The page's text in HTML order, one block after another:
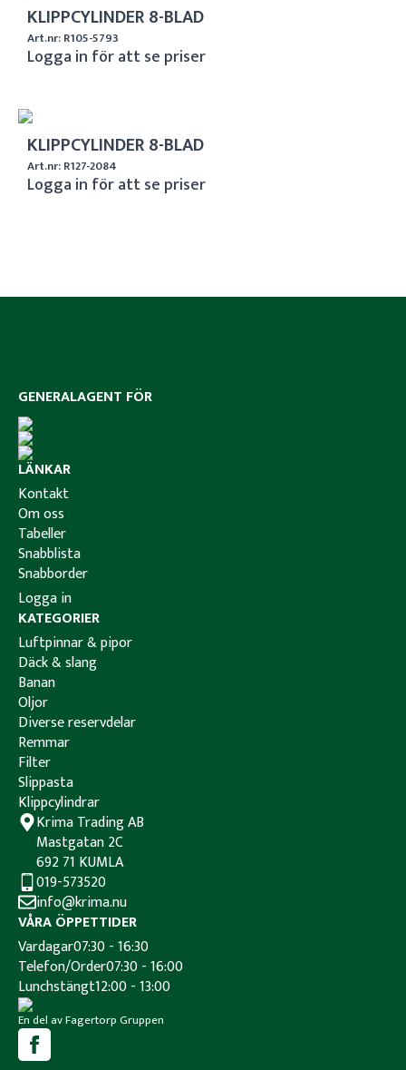
KLIPPCYLINDER 8-BLAD
Art.nr: R105-5793
Logga in för att se priser
KLIPPCYLINDER 8-BLAD
Art.nr: R127-2084
Logga in för att se priser
Krima Trading AB
Mastgatan 2C
692 71 KUMLA
019-573520
info@krima.nu
VÅRA ÖPPETTIDER
Vardagar07:30 - 16:30
Telefon/Order07:30 - 16:00
Lunchstängt12:00 - 13:00
En del av Fagertorp Gruppen
KATEGORIER
Luftpinnar & pipor
Däck & slang
Banan
Oljor
Diverse reservdelar
Remmar
Filter
Slippasta
Klippcylindrar
LÄNKAR
Kontakt
Om oss
Tabeller
Snabblista
Snabborder
Logga in
GENERALAGENT FÖR